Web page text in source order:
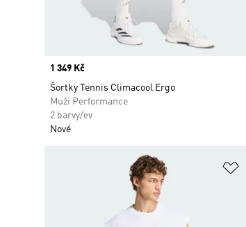
Price
1 349 Kč
Šortky Tennis Climacool Ergo
Muži Performance
2 barvy/ev
Nové